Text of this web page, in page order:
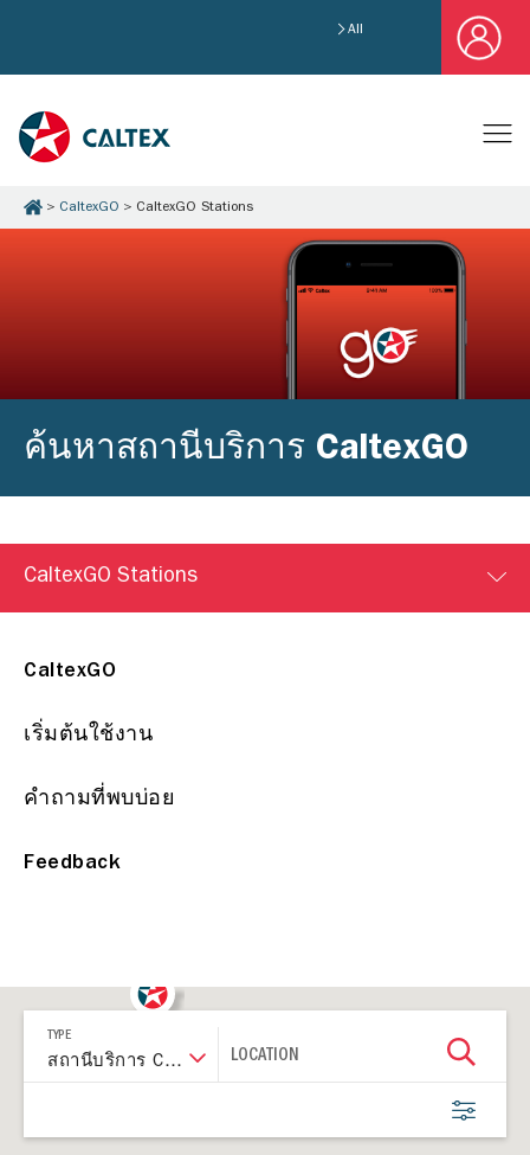
All
CaltexGO CaltexGO Stations
ค้นหาสถานีบริการ CaltexGO
CaltexGO Stations
CaltexGO
เริ่มต้นใช้งาน
คำถามที่พบบ่อย
Feedback
TYPE
สถานีบริการ CaltexGO LOCATION